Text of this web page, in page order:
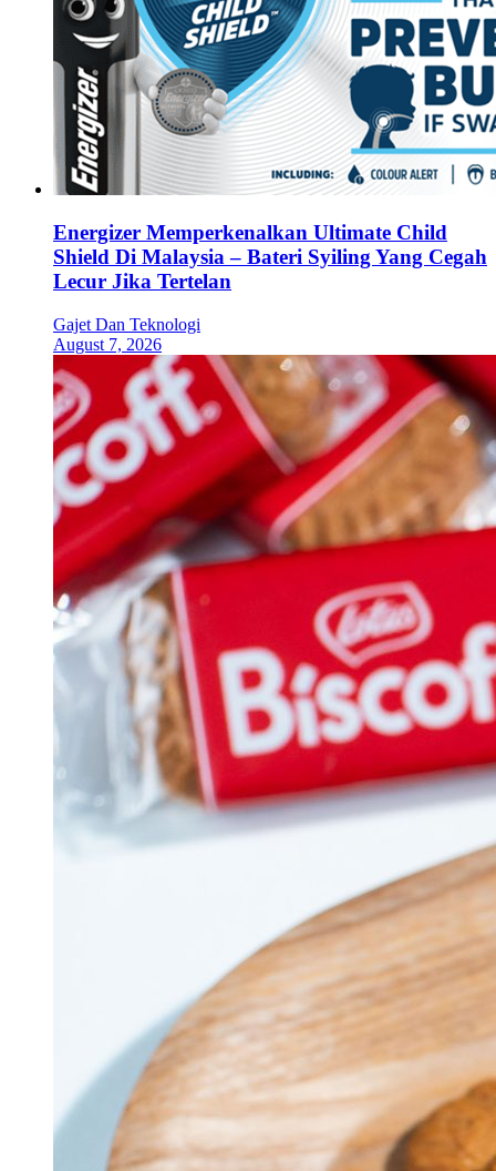
Energizer Memperkenalkan Ultimate Child
Shield Di Malaysia – Bateri Syiling Yang Cegah
Lecur Jika Tertelan
Gajet Dan Teknologi
August 7, 2026